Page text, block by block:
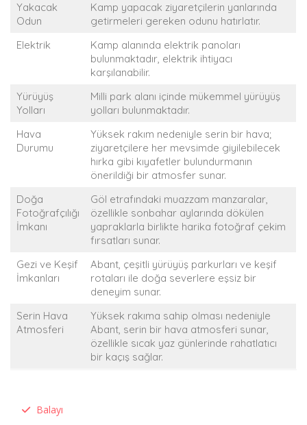
Yakacak
Odun
Kamp yapacak ziyaretçilerin yanlarında
getirmeleri gereken odunu hatırlatır.
Elektrik
Kamp alanında elektrik panoları
bulunmaktadır, elektrik ihtiyacı
karşılanabilir.
Yürüyüş
Yolları
Milli park alanı içinde mükemmel yürüyüş
yolları bulunmaktadır.
Hava
Durumu
Yüksek rakım nedeniyle serin bir hava;
ziyaretçilere her mevsimde giyilebilecek
hırka gibi kıyafetler bulundurmanın
önerildiği bir atmosfer sunar.
Doğa
Fotoğrafçılığı
İmkanı
Göl etrafındaki muazzam manzaralar,
özellikle sonbahar aylarında dökülen
yapraklarla birlikte harika fotoğraf çekim
fırsatları sunar.
Gezi ve Keşif
İmkanları
Abant, çeşitli yürüyüş parkurları ve keşif
rotaları ile doğa severlere eşsiz bir
deneyim sunar.
Serin Hava
Atmosferi
Yüksek rakıma sahip olması nedeniyle
Abant, serin bir hava atmosferi sunar,
özellikle sıcak yaz günlerinde rahatlatıcı
bir kaçış sağlar.
Balayı